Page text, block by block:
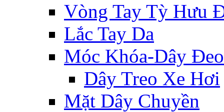
Vòng Tay Tỳ Hưu
Lắc Tay Da
Móc Khóa-Dây Đeo
Dây Treo Xe Hơi
Mặt Dây Chuyền